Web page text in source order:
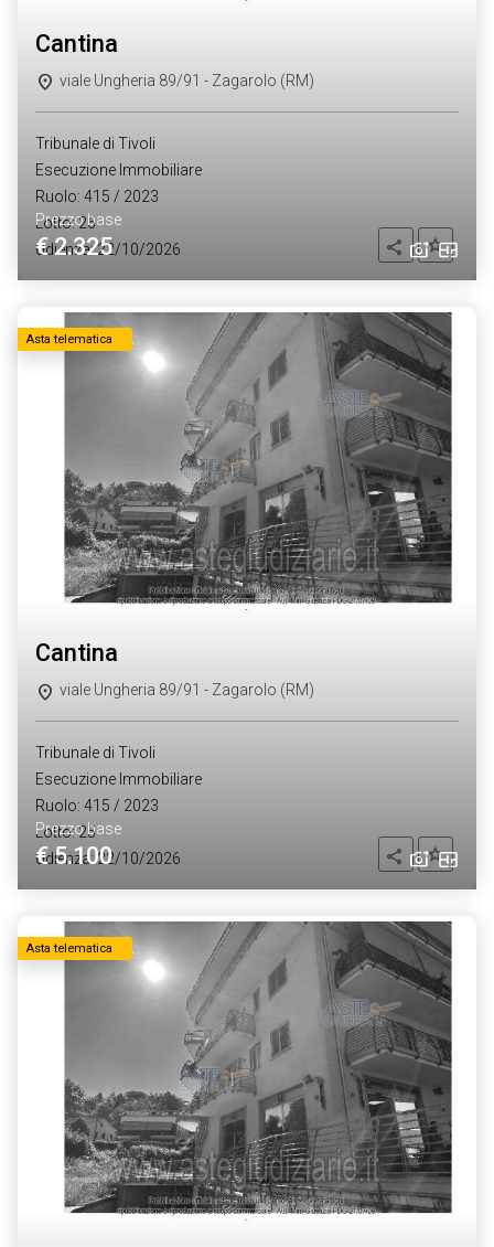
Prezzo base
€ 2.325
cantina
viale Ungheria 89/91 - Zagarolo (RM)
Tribunale di Tivoli
Esecuzione Immobiliare
Ruolo: 415 / 2023
Lotto: 26
Udienza: 22/10/2026
Condividi
Asta telematica
Prezzo base
€ 5.100
cantina
viale Ungheria 89/91 - Zagarolo (RM)
Tribunale di Tivoli
Esecuzione Immobiliare
Ruolo: 415 / 2023
Lotto: 25
Udienza: 22/10/2026
Condividi
Asta telematica